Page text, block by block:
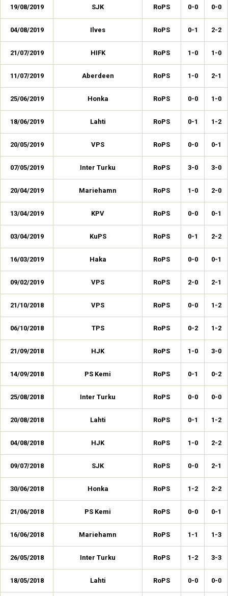
19/08/2019 SJK RoPS 0-0 0-0
04/08/2019 Ilves RoPS 0-1 2-2
21/07/2019 HIFK RoPS 1-0 1-0
11/07/2019 Aberdeen RoPS 1-0 2-1
25/06/2019 Honka RoPS 0-0 1-0
18/06/2019 Lahti RoPS 0-1 1-2
20/05/2019 VPS RoPS 0-0 0-1
07/05/2019 Inter Turku RoPS 3-0 3-0
20/04/2019 Mariehamn RoPS 1-0 2-0
13/04/2019 KPV RoPS 0-0 0-1
03/04/2019 KuPS RoPS 0-1 2-2
16/03/2019 Haka RoPS 0-0 0-1
09/02/2019 VPS RoPS 2-0 2-1
21/10/2018 VPS RoPS 0-0 1-2
06/10/2018 TPS RoPS 0-2 1-2
21/09/2018 HJK RoPS 1-0 3-0
14/09/2018 PS Kemi RoPS 0-1 0-2
25/08/2018 Inter Turku RoPS 0-0 0-0
20/08/2018 Lahti RoPS 0-1 1-2
04/08/2018 HJK RoPS 1-0 2-2
09/07/2018 SJK RoPS 0-0 2-1
30/06/2018 Honka RoPS 1-2 2-2
21/06/2018 PS Kemi RoPS 0-0 0-1
16/06/2018 Mariehamn RoPS 1-1 1-3
26/05/2018 Inter Turku RoPS 1-2 3-3
18/05/2018 Lahti RoPS 0-0 0-0